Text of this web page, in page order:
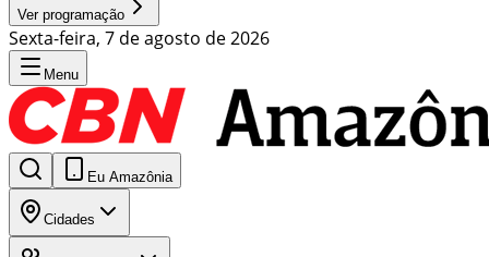
Ver programação
Sexta-feira, 7 de agosto de 2026
Menu
Eu Amazônia
Cidades